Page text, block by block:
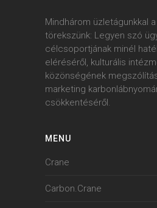
Mindhárom üzletágunkkal
törekszünk: Legyen szó
célcsoportjának minél
eléréséről, kulturális
közönségének
marketing
csökkentéséről.
MENU
Crane
Carbon.Crane